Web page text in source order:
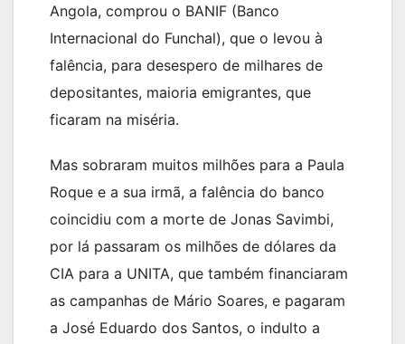
Angola, comprou o BANIF (Banco
Internacional do Funchal), que o levou à
falência, para desespero de milhares de
depositantes, maioria emigrantes, que
ficaram na miséria.
Mas sobraram muitos milhões para a Paula
Roque e a sua irmã, a falência do banco
coincidiu com a morte de Jonas Savimbi,
por lá passaram os milhões de dólares da
CIA para a UNITA, que também financiaram
as campanhas de Mário Soares, e pagaram
a José Eduardo dos Santos, o indulto a